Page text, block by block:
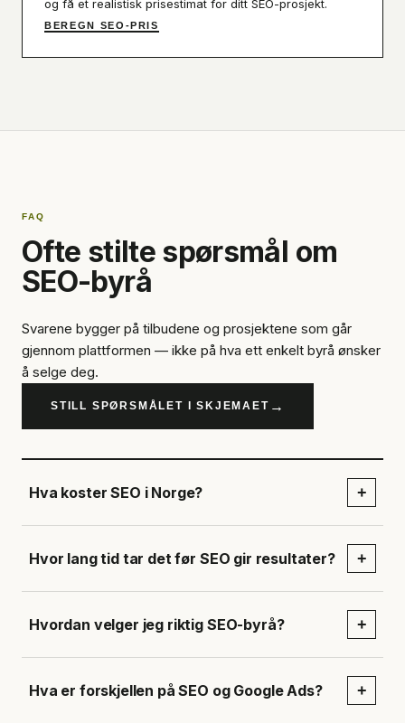
og få et realistisk prisestimat for ditt SEO-prosjekt.
BEREGN SEO-PRIS
FAQ
Ofte stilte spørsmål om
SEO-byrå
Svarene bygger på tilbudene og prosjektene som går
gjennom plattformen — ikke på hva ett enkelt byrå ønsker
å selge deg.
STILL SPØRSMÅLET I SKJEMAET →
Hva koster SEO i Norge? +
Hvor lang tid tar det før SEO gir resultater? +
Hvordan velger jeg riktig SEO-byrå? +
Hva er forskjellen på SEO og Google Ads? +